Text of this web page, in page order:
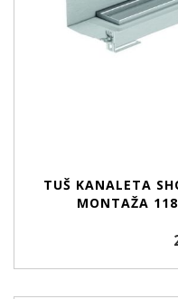
TUŠ KANALETA
MONTAŽA